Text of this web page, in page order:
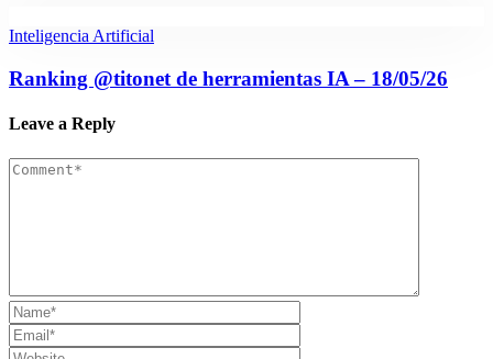
Inteligencia Artificial
Ranking @titonet de herramientas IA – 18/05/26
Leave a Reply